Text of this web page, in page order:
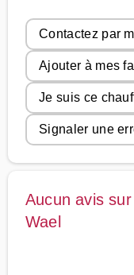
Contactez par
Ajouter à mes
Je suis ce
Signaler une
Aucun avis
Wael